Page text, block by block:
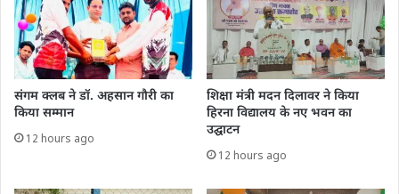
संगम क्लब ने डॉ. अहसान गौरी का
किया सम्मान
12 hours ago
शिक्षा मंत्री मदन दिलावर ने किया
हिरना विद्यालय के नए भवन का
उद्घाटन
12 hours ago